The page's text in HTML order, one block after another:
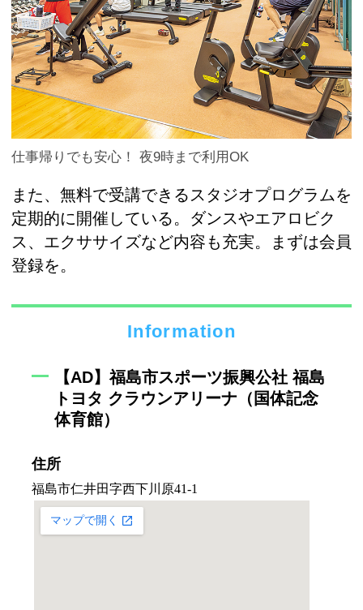
仕事帰りでも安心！ 夜9時まで利用OK
また、無料で受講できるスタジオプログラムを
定期的に開催している。ダンスやエアロビク
ス、エクササイズなど内容も充実。まずは会員
登録を。
Information
【AD】福島市スポーツ振興公社 福島
トヨタ クラウンアリーナ（国体記念
体育館）
住所